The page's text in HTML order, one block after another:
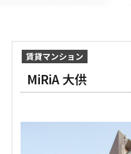
賃貸マンション
MiRiA 大供